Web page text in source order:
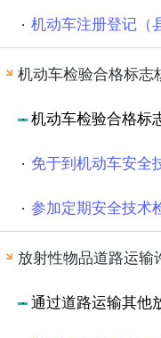
机动车注册登记（
机动车检验合格标志
机动车检验合格标
免于到机动车安全
参加定期安全技术
放射性物品道路运输
通过道路运输其他